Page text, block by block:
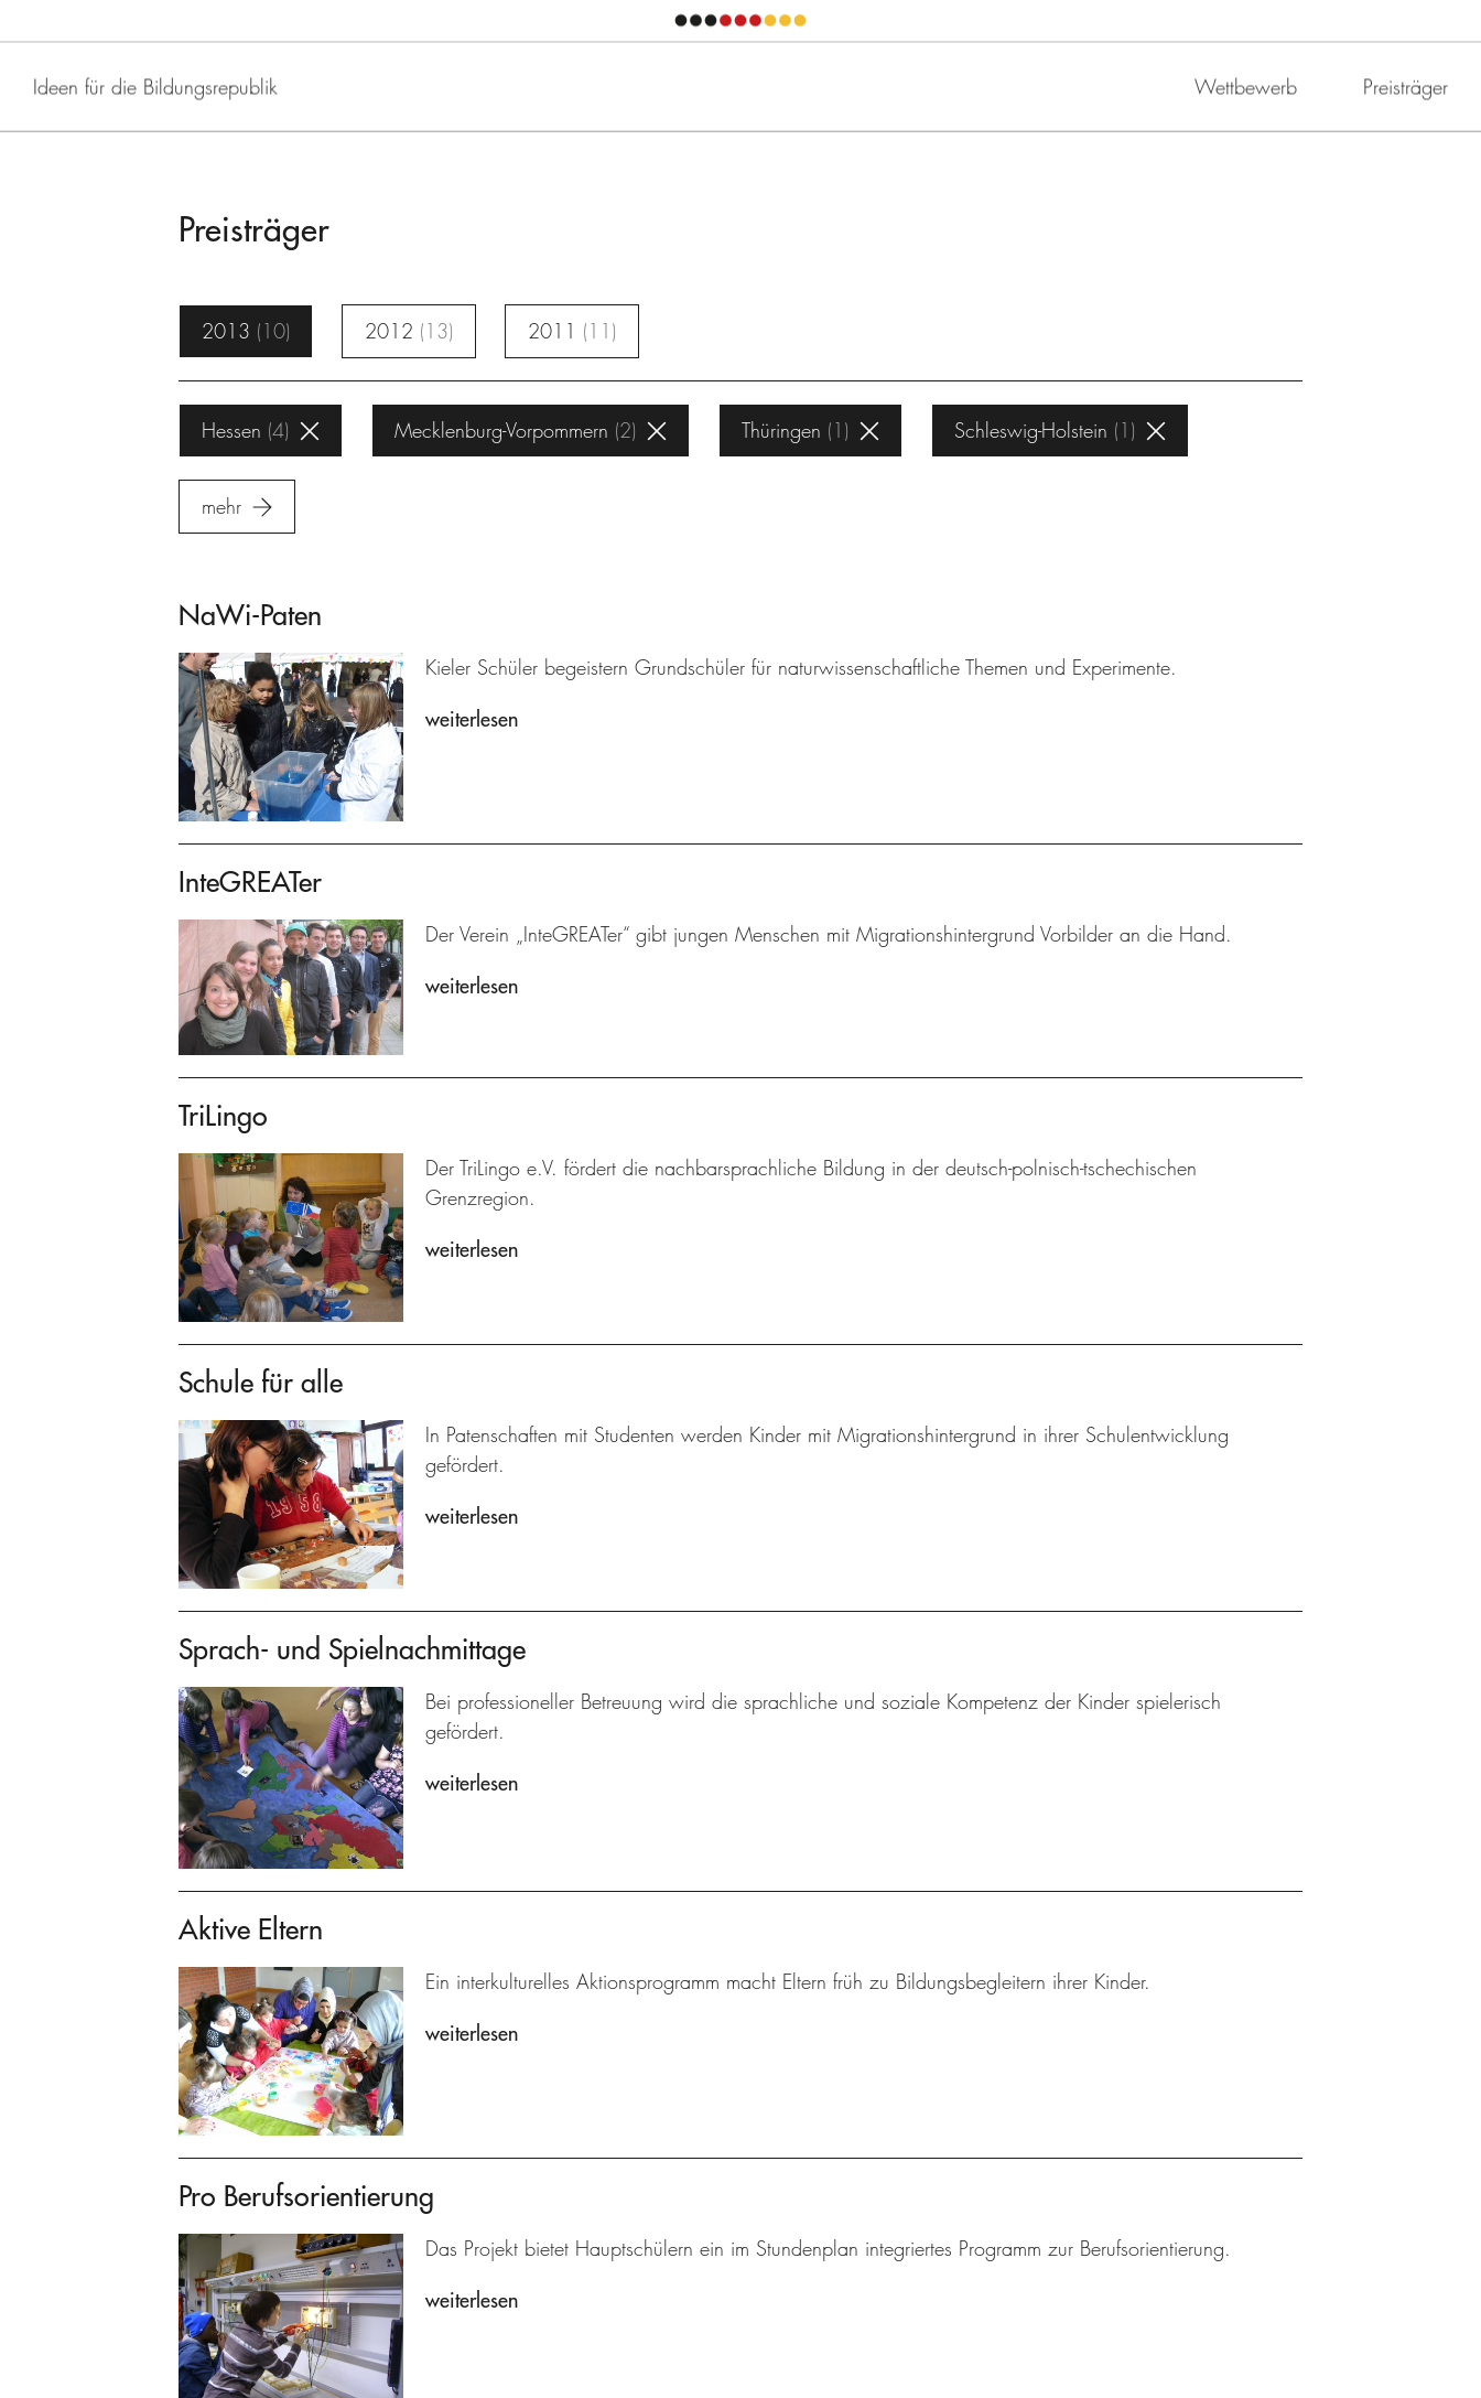
Ideen für die Bildungsrepublik Wettbewerb Preisträger
Preisträger
2013 10 2012 13 2011 11
Hessen 4 Mecklenburg-Vorpommern 2 Thüringen 1 Schleswig-Holstein 1
mehr
NaWi-Paten
Kieler Schüler begeistern Grundschüler für naturwissenschaftliche Themen und Experimente.
weiterlesen
InteGREATer
Der Verein „InteGREATer“ gibt jungen Menschen mit Migrationshintergrund Vorbilder an die Hand.
weiterlesen
TriLingo
Der TriLingo e.V. fördert die nachbarsprachliche Bildung in der deutsch-polnisch-tschechischen
Grenzregion.
weiterlesen
Schule für alle
In Patenschaften mit Studenten werden Kinder mit Migrationshintergrund in ihrer Schulentwicklung
gefördert.
weiterlesen
Sprach- und Spielnachmittage
Bei professioneller Betreuung wird die sprachliche und soziale Kompetenz der Kinder spielerisch
gefördert.
weiterlesen
Aktive Eltern
Ein interkulturelles Aktionsprogramm macht Eltern früh zu Bildungsbegleitern ihrer Kinder.
weiterlesen
Pro Berufsorientierung
Das Projekt bietet Hauptschülern ein im Stundenplan integriertes Programm zur Berufsorientierung.
weiterlesen